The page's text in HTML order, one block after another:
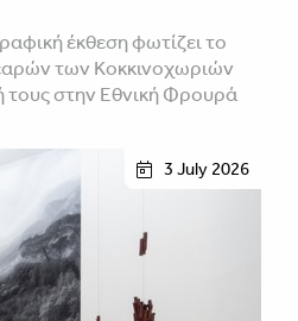
έκθεση φωτίζει το
των Κοκκινοχωριών
τους στην Εθνική Φρουρά
3 July 2026